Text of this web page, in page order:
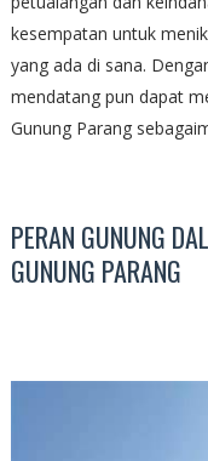
kesempatan untuk
yang ada di sana.
mendatang pun dapat
Gunung Parang
PERAN GUNUNG
GUNUNG PARANG